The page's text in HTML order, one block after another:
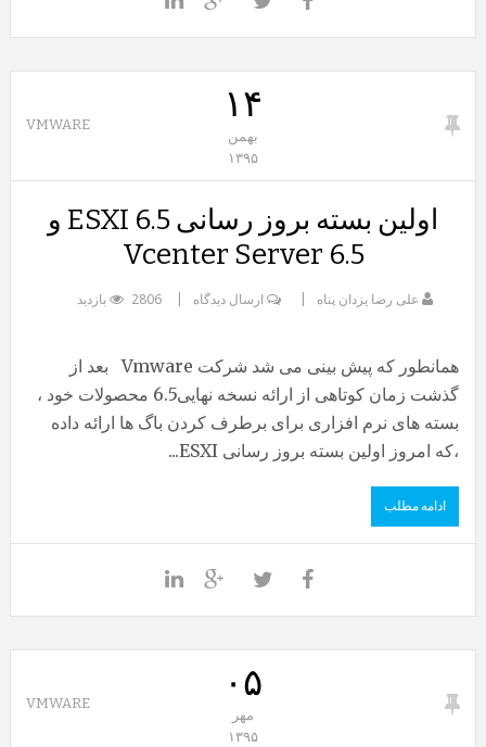
۱۴
بهمن
۱۳۹۵
VMWARE
اولین بسته بروز رسانی ESXI 6.5 و
Vcenter Server 6.5
علی رضا یزدان پناه ارسال دیدگاه 2806 بازدید
همانطور که پیش بینی می شد شرکت Vmware بعد از
گذشت زمان کوتاهی از ارائه نسخه نهایی6.5 محصولات خود ،
بسته های نرم افزاری برای برطرف کردن باگ ها ارائه داده
،که امروز اولین بسته بروز رسانی ESXI...
ادامه مطلب
۰۵
مهر
۱۳۹۵
VMWARE